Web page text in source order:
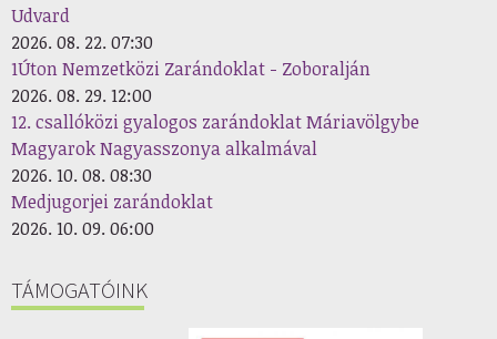
Udvard
2026. 08. 22. 07:30
1Úton Nemzetközi Zarándoklat - Zoboralján
2026. 08. 29. 12:00
12. csallóközi gyalogos zarándoklat Máriavölgybe
Magyarok Nagyasszonya alkalmával
2026. 10. 08. 08:30
Medjugorjei zarándoklat
2026. 10. 09. 06:00
TÁMOGATÓINK